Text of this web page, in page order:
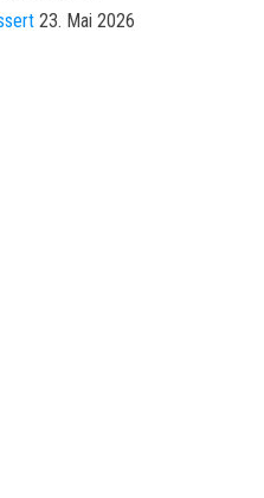
23. Mai 2026